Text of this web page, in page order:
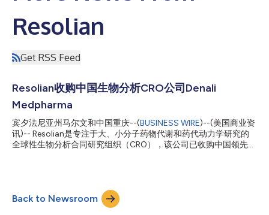
Resolian
Get RSS Feed
Resolian收购中国生物分析CRO公司Denali
Medpharma
宾夕法尼亚州马尔文和中国重庆--(BUSINESS WIRE)--(美国商业资
讯)-- Resolian是专注于大、小分子药物代谢和药代动力学研究的
全球性生物分析合同研究组织（CRO），该公司已收购中国领先的
治疗试验几乎可在全球各地进行的能力，而无需更换生物分析
CRO。 “Denali的战略加盟将显著提升我们的能力，巩固我们在全
球市场的地位。”Resolian首席执行官Patrick Bennett说
Back to Newsroom